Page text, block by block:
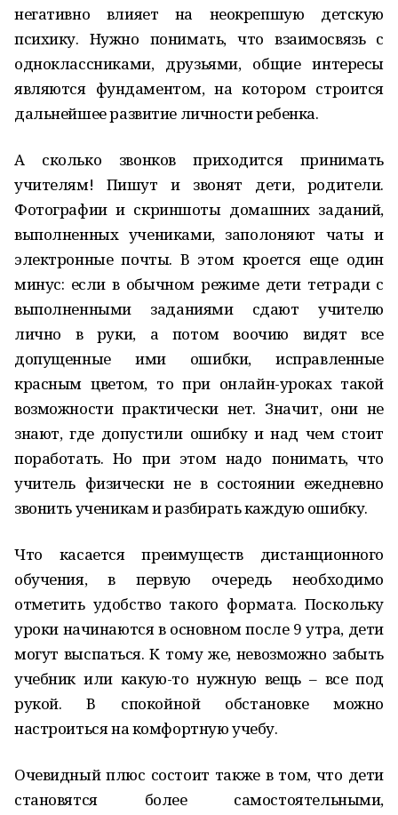
негативно влияет на неокрепшую детскую
психику. Нужно понимать, что взаимосвязь с
одноклассниками, друзьями, общие интересы
являются фундаментом, на котором строится
дальнейшее развитие личности ребенка.
А сколько звонков приходится принимать
учителям! Пишут и звонят дети, родители.
Фотографии и скриншоты домашних заданий,
выполненных учениками, заполоняют чаты и
электронные почты. В этом кроется еще один
минус: если в обычном режиме дети тетради с
выполненными заданиями сдают учителю
лично в руки, а потом воочию видят все
допущенные ими ошибки, исправленные
красным цветом, то при онлайн-уроках такой
возможности практически нет. Значит, они не
знают, где допустили ошибку и над чем стоит
поработать. Но при этом надо понимать, что
учитель физически не в состоянии ежедневно
звонить ученикам и разбирать каждую ошибку.
Что касается преимуществ дистанционного
обучения, в первую очередь необходимо
отметить удобство такого формата. Поскольку
уроки начинаются в основном после 9 утра, дети
могут выспаться. К тому же, невозможно забыть
учебник или какую-то нужную вещь – все под
рукой. В спокойной обстановке можно
настроиться на комфортную учебу.
Очевидный плюс состоит также в том, что дети
становятся более самостоятельными,